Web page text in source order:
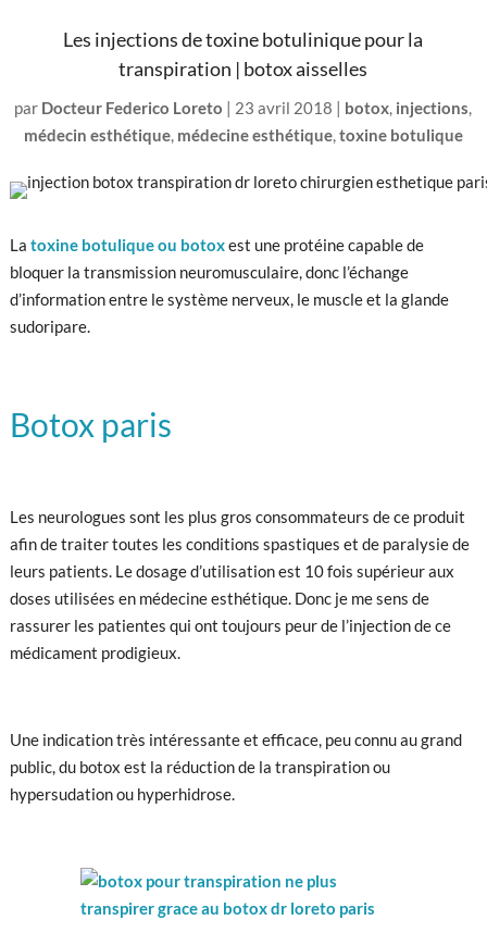
Les injections de toxine botulinique pour la
transpiration | botox aisselles
par Docteur Federico Loreto | 23 avril 2018 | botox injections
médecin esthétique, médecine esthétique, toxine botulique
La toxine botulique ou botoxest une protéine capable de
bloquer la transmission neuromusculaire, donc l’échange
d’information entre le système nerveux, le muscle et la glande
sudoripare.
Botox paris
Les neurologues sont les plus gros consommateurs de ce produit
afin de traiter toutes les conditions spastiques et de paralysie de
leurs patients. Le dosage d’utilisation est 10 fois supérieur aux
doses utilisées en médecine esthétique. Donc je me sens de
rassurer les patientes qui ont toujours peur de l’injection de ce
médicament prodigieux.
Une indication très intéressante et efficace, peu connu au grand
public, du botox est la réduction de la transpiration ou
hypersudation ou hyperhidrose.